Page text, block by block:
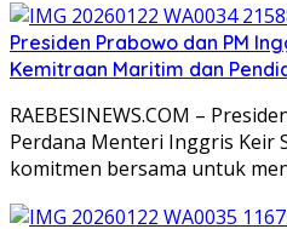
Presiden Prabowo dan PM
Kemitraan Maritim dan
RAEBESINEWS.COM –
Perdana Menteri Inggris Keir
komitmen bersama untuk